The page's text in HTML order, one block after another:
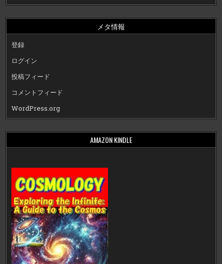
メタ情報
登録
ログイン
投稿フィード
コメントフィード
WordPress.org
AMAZON KINDLE